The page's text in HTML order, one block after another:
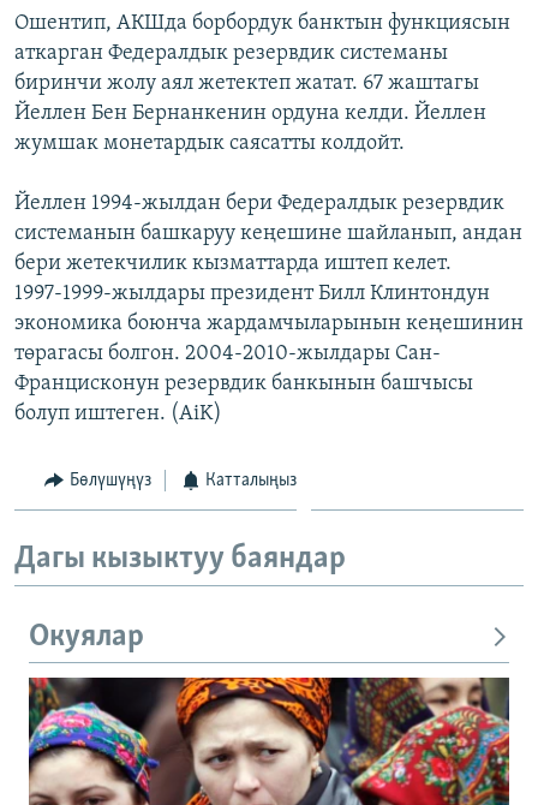
ЫҢГАЙСЫЗ СУРООЛОР
ЭЕ/АРнун бардык сайттары
Ошентип, АКШда борбордук банктын функциясын
аткарган Федералдык резервдик системаны
биринчи жолу аял жетектеп жатат. 67 жаштагы
Йеллен Бен Бернанкенин ордуна келди. Йеллен
жумшак монетардык саясатты колдойт.
Йеллен 1994-жылдан бери Федералдык резервдик
системанын башкаруу кеңешине шайланып, андан
бери жетекчилик кызматтарда иштеп келет.
1997-1999-жылдары президент Билл Клинтондун
экономика боюнча жардамчыларынын кеңешинин
төрагасы болгон. 2004-2010-жылдары Сан-
Францисконун резервдик банкынын башчысы
болуп иштеген. (AiK)
Бөлүшүңүз Катталыңыз
Дагы кызыктуу баяндар
Окуялар